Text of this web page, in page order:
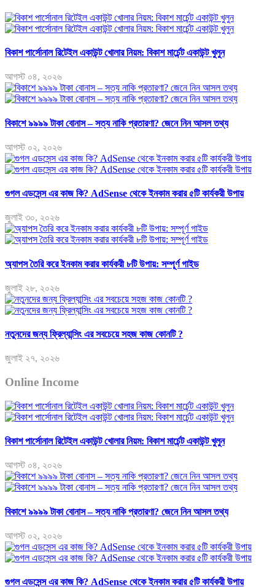
বিকাশ পার্সোনাল রিটেইল একাউন্ট খোলার নিয়ম: বিকাশ মার্চেন্ট একাউন্ট খুলুন
আগস্ট ০৪, ২০২৬
বিকাশে ৯৯৯৯ টাকা বোনাস – সত্য নাকি প্রতারণা? জেনে নিন আসল তথ্য
আগস্ট ০২, ২০২৬
গুগল এডসেন্স এর কাজ কি? AdSense থেকে ইনকাম করার ৫টি কার্যকরী উপায়
জুলাই ৩০, ২০২৬
অ্যাপস তৈরি করে ইনকাম করার কার্যকরী ৮টি উপায়: সম্পূর্ণ গাইড
জুলাই ২৮, ২০২৬
নতুনদের জন্য ফ্রিল্যান্সিং এর সবচেয়ে সহজ কাজ কোনটি ?
জুলাই ২৭, ২০২৬
Online Income
বিকাশ পার্সোনাল রিটেইল একাউন্ট খোলার নিয়ম: বিকাশ মার্চেন্ট একাউন্ট খুলুন
আগস্ট ০৪, ২০২৬
বিকাশে ৯৯৯৯ টাকা বোনাস – সত্য নাকি প্রতারণা? জেনে নিন আসল তথ্য
আগস্ট ০২, ২০২৬
গুগল এডসেন্স এর কাজ কি? AdSense থেকে ইনকাম করার ৫টি কার্যকরী উপায়